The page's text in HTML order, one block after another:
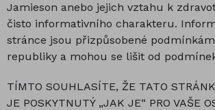
Jamieson anebo jejich vztahu k
čisto informativního charakteru.
stránce jsou přizpůsobené podmínkám
republiky a mohou se lišit od
TÍMTO SOUHLASÍTE, ŽE TATO
JE POSKYTNUTÝ „JAK JE“ PRO VAŠE